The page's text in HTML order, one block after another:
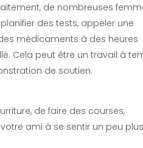
de nombreuses
des tests, appeler une
médicaments à des heures
Cela peut être un travail à
de soutien.
de faire des courses,
ami à se sentir un peu plus